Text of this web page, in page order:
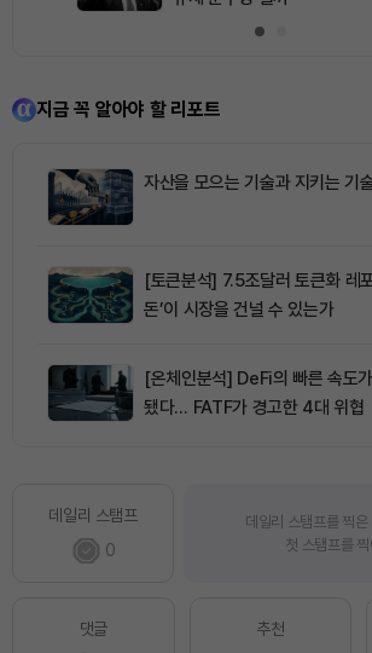
지금 꼭 알아야 할 리포트
자산을 모으는 기술과 지키는 기
[토큰분석] 7.5조달러 토큰화 레
돈’이 시장을 건널 수 있는가
[온체인분석] DeFi의 빠른 속도
됐다… FATF가 경고한 4대 위협
데일리 스탬프
0
데일리 스탬프를 찍
첫 스탬프를
댓글
추천